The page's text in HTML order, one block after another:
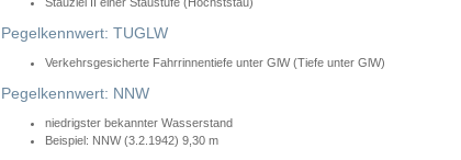
Pegelkennwert: TUGLW
Verkehrsgesicherte Fahrrinnentiefe unter GlW (Tiefe unter GlW)
Pegelkennwert: NNW
niedrigster bekannter Wasserstand
Beispiel: NNW (3.2.1942) 9,30 m